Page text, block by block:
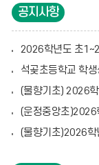
08.08
08.09 여
08.11 여
08.15 광
08.18 개
공지사항
2026학년도 초1~2 맞
석곶초등학교 학
(물향기초) 2026학년도
(운정중앙초)2026학년
(물향기초)2026학년